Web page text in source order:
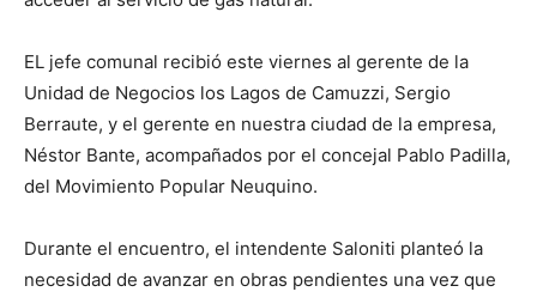
EL jefe comunal recibió este viernes al gerente de la
Unidad de Negocios los Lagos de Camuzzi, Sergio
Berraute, y el gerente en nuestra ciudad de la empresa,
Néstor Bante, acompañados por el concejal Pablo Padilla,
del Movimiento Popular Neuquino.
Durante el encuentro, el intendente Saloniti planteó la
necesidad de avanzar en obras pendientes una vez que